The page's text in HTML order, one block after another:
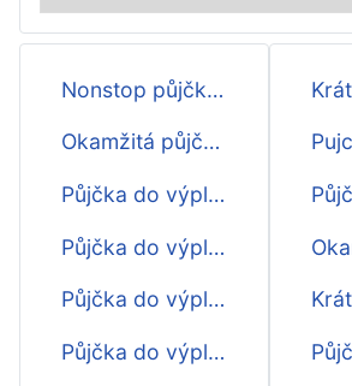
Nonstop půjčka do výplaty
Okamžitá půjčka do výplaty
Půjčka do výplaty ještě dnes
Půjčka do výplaty 4000
Půjčka do výplaty 5000
Půjčka do výplaty 6000